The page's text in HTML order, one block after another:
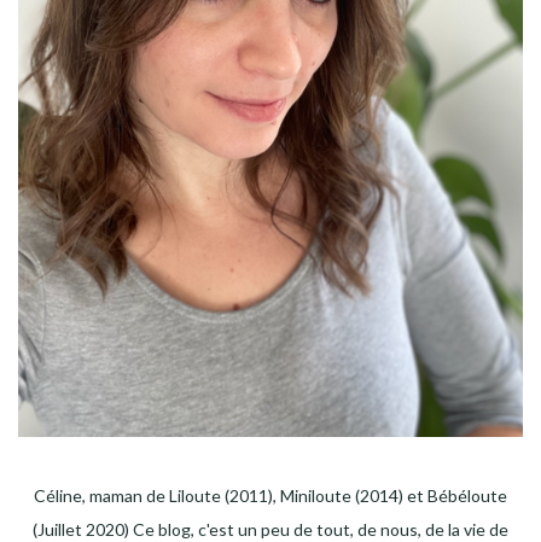
Céline, maman de Liloute (2011), Miniloute (2014) et Bébéloute
(Juillet 2020) Ce blog, c'est un peu de tout, de nous, de la vie de